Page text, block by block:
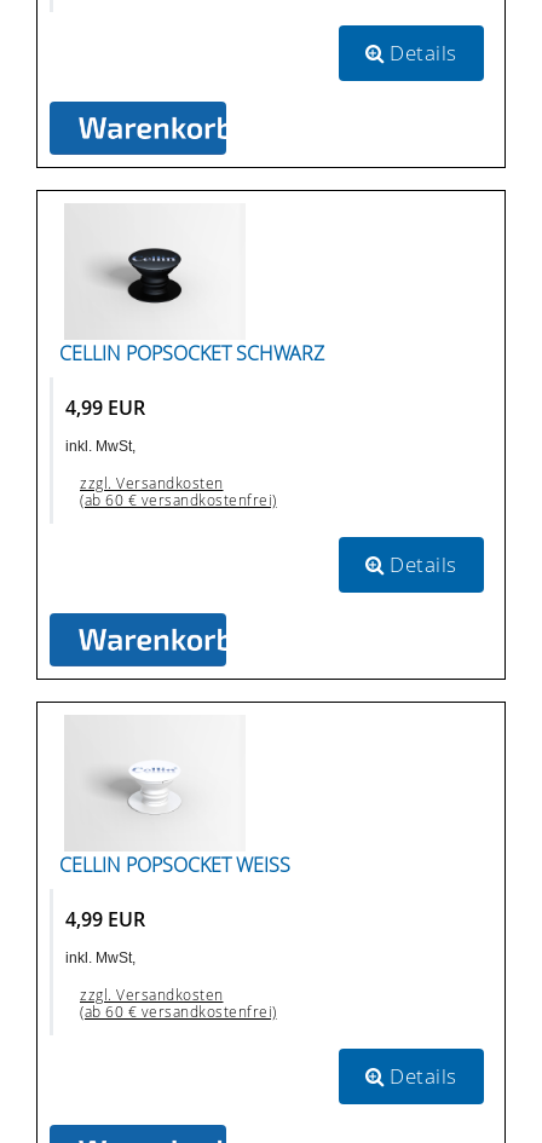
Details
CELLIN POPSOCKET SCHWARZ
4,99 EUR
inkl. MwSt,
zzgl. Versandkosten
(ab 60 € versandkostenfrei)
Details
CELLIN POPSOCKET WEISS
4,99 EUR
inkl. MwSt,
zzgl. Versandkosten
(ab 60 € versandkostenfrei)
Details